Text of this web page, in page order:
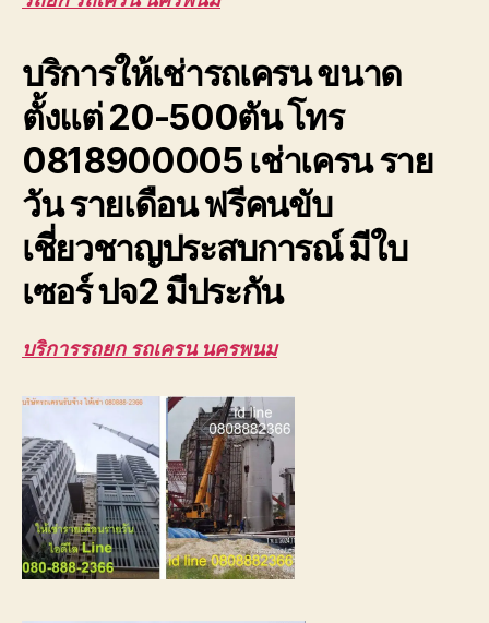
บริการให้เช่ารถเครน ขนาด
ตั้งแต่ 20-500ตัน โทร
0818900005 เช่าเครน ราย
วัน รายเดือน ฟรีคนขับ
เชี่ยวชาญประสบการณ์ มีใบ
เซอร์ ปจ2 มีประกัน
บริการรถยก รถเครน นครพนม